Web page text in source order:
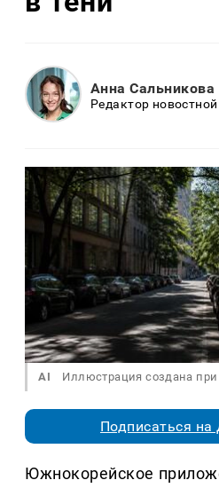
Анна Сальникова
Редактор
AI Иллюстрация создана
Подписаться на
Южнокорейское